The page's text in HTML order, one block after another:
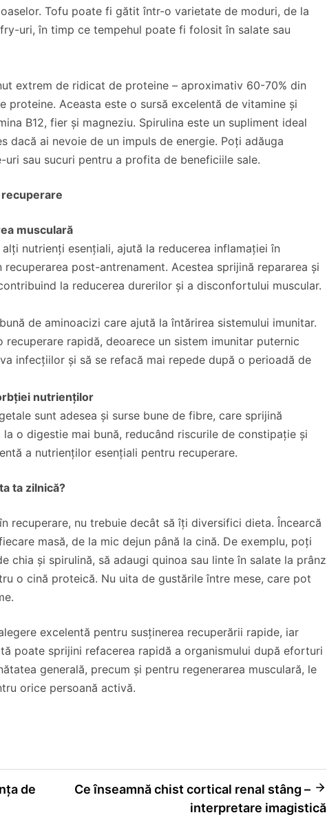
Tofu poate fi gătit într-o varietate de moduri, de la
uri, în timp ce tempehul poate fi folosit în salate sau
extrem de ridicat de proteine – aproximativ 60-70% din
proteine. Aceasta este o sursă excelentă de vitamine și
B12, fier și magneziu. Spirulina este un supliment ideal
dacă ai nevoie de un impuls de energie. Poți adăuga
sau sucuri pentru a profita de beneficiile sale.
musculară
nutrienți esențiali, ajută la reducerea inflamației în
post-antrenament. Acestea sprijină repararea și
la reducerea durerilor și a disconfortului muscular.
de aminoacizi care ajută la întărirea sistemului imunitar.
rapidă, deoarece un sistem imunitar puternic
infecțiilor și să se refacă mai repede după o perioadă de
nutrienților
sunt adesea și surse bune de fibre, care sprijină
o digestie mai bună, reducând riscurile de constipație și
a nutrienților esențiali pentru recuperare.
ta zilnică?
recuperare, nu trebuie decât să îți diversifici dieta. Încearcă
masă, de la mic dejun până la cină. De exemplu, poți
chia și spirulină, să adaugi quinoa sau linte în salate la prânz
o cină proteică. Nu uita de gustările între mese, care pot
excelentă pentru susținerea recuperării rapide, iar
poate sprijini refacerea rapidă a organismului după eforturi
generală, precum și pentru regenerarea musculară, le
orice persoană activă.
de
Ce înseamnă chist cortical renal stâng –
interpretare imagistică